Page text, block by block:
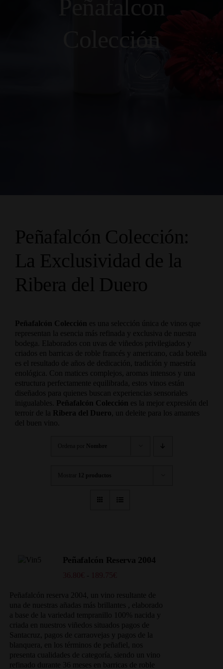
Peñafalcon
Colección
Peñafalcón Colección:
La Exclusividad de la
Ribera del Duero
Peñafalcón Colección es una selección única de vinos que
representan la esencia más refinada y exclusiva de nuestra
bodega. Elaborados con uvas de viñedos privilegiados y
criados en barricas de roble francés y americano, cada botella
es el resultado de años de dedicación, tradición y maestría
enológica. Con matices complejos, aromas intensos y una
estructura perfectamente equilibrada, estos vinos están
diseñados para quienes buscan experiencias sensoriales
inigualables.
Peñafalcón Colección es la mejor expresión del
terroir de la Ribera del Duero , un deleite para los amantes
del buen vino.
Ordena por Nombre
Mostrar 12 productos
Peñafalcón Reserva 2004
36.80€ - 189.75€
precios:
desde
36.80€
hasta
189.75€
Peñafalcón reserva 2004, un vino resultante de
una de nuestras añadas más brillantes , elaborado
a base de la variedad tempranillo 100% nacida y
criada en nuestros viñedos situados
pagos de
Santacruz, pagos de carraovejas y pagos de la
blanquera, en los términos de peñafiel, nos
presenta cualidades de categoría, siendo un vino
refinado durante 36 meses en barricas de roble